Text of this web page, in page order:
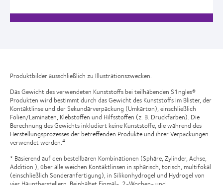
Produktbilder ausschließlich zu Illustrationszwecken.
Das Gewicht des verwendeten Kunststoffs bei teilhabenden S1ngles®
Produkten wird bestimmt durch das Gewicht des Kunststoffs im Blister, der
Kontaktlinse und der Sekundärverpackung (Umkarton), einschließlich
Folien/Laminaten, Klebstoffen und Hilfsstoffen (z. B. Druckfarben). Die
Berechnung des Gewichts inkludiert keine Kunststoffe, die während des
Herstellungsprozesses der betreffenden Produkte und ihrer Verpackungen
verwendet werden.4
* Basierend auf den bestellbaren Kombinationen (Sphäre, Zylinder, Achse,
Addition ), über alle weichen Kontaktlinsen in sphärisch, torisch, multifokal
(einschließlich Sonderanfertigung), in Silikonhydrogel und Hydrogel von